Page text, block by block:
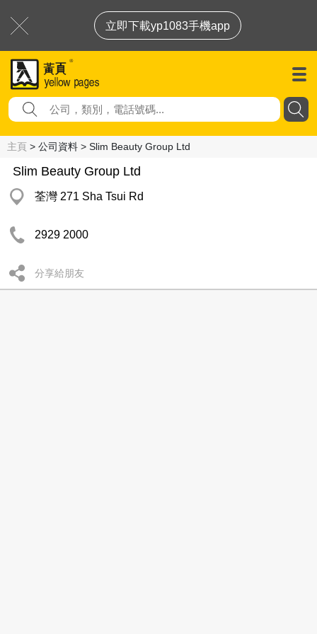
立即下載yp1083手機app
主頁 > 公司資料 > Slim Beauty Group Ltd
Slim Beauty Group Ltd
荃灣 271 Sha Tsui Rd
2929 2000
分享給朋友